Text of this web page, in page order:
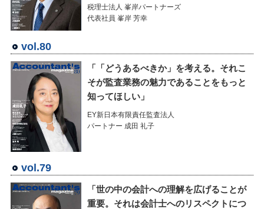
税理士法人 峯岸パートナーズ
代表社員 峯岸 芳幸
vol.80
「「どうあるべきか」を考える。それこ
そが監査業務の魅力であることをもっと
知ってほしい」
EY新日本有限責任監査法人
パートナー 成田 礼子
vol.79
「世の中の会計への理解を広げることが
重要。それは会計士へのリスペクトにつ